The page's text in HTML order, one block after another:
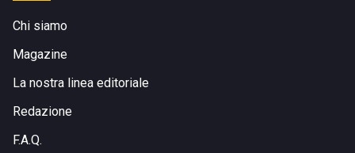
Chi siamo
Magazine
La nostra linea editoriale
Redazione
F.A.Q.